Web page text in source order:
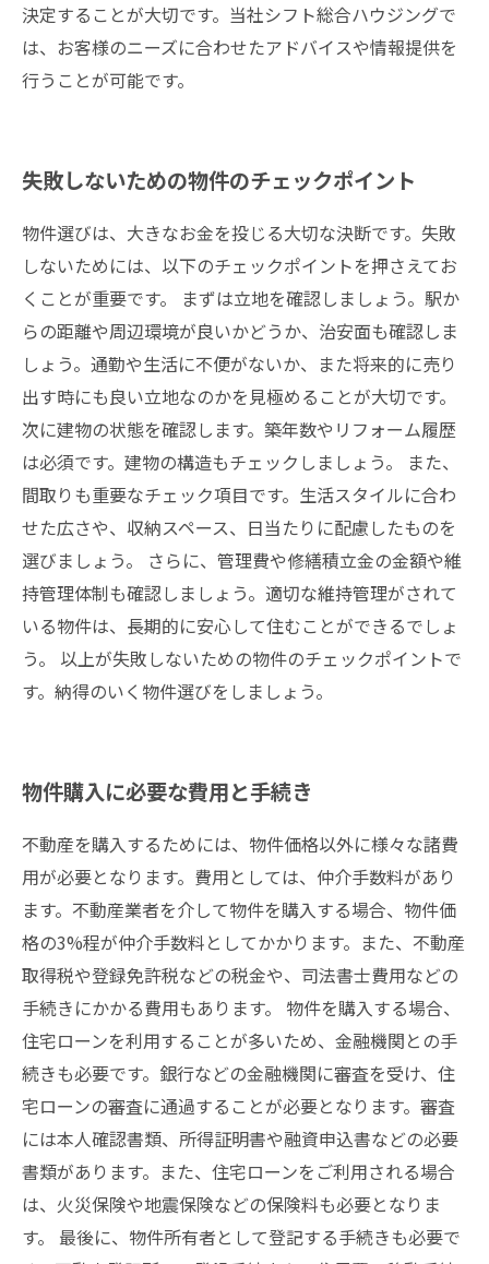
決定することが大切です。当社シフト総合ハウジングで
は、お客様のニーズに合わせたアドバイスや情報提供を
行うことが可能です。
失敗しないための物件のチェックポイント
物件選びは、大きなお金を投じる大切な決断です。失敗
しないためには、以下のチェックポイントを押さえてお
くことが重要です。 まずは立地を確認しましょう。駅か
らの距離や周辺環境が良いかどうか、治安面も確認しま
しょう。通勤や生活に不便がないか、また将来的に売り
出す時にも良い立地なのかを見極めることが大切です。
次に建物の状態を確認します。築年数やリフォーム履歴
は必須です。建物の構造もチェックしましょう。 また、
間取りも重要なチェック項目です。生活スタイルに合わ
せた広さや、収納スペース、日当たりに配慮したものを
選びましょう。 さらに、管理費や修繕積立金の金額や維
持管理体制も確認しましょう。適切な維持管理がされて
いる物件は、長期的に安心して住むことができるでしょ
う。 以上が失敗しないための物件のチェックポイントで
す。納得のいく物件選びをしましょう。
物件購入に必要な費用と手続き
不動産を購入するためには、物件価格以外に様々な諸費
用が必要となります。費用としては、仲介手数料があり
ます。不動産業者を介して物件を購入する場合、物件価
格の3%程が仲介手数料としてかかります。また、不動産
取得税や登録免許税などの税金や、司法書士費用などの
手続きにかかる費用もあります。 物件を購入する場合、
住宅ローンを利用することが多いため、金融機関との手
続きも必要です。銀行などの金融機関に審査を受け、住
宅ローンの審査に通過することが必要となります。審査
には本人確認書類、所得証明書や融資申込書などの必要
書類があります。また、住宅ローンをご利用される場合
は、火災保険や地震保険などの保険料も必要となりま
す。 最後に、物件所有者として登記する手続きも必要で